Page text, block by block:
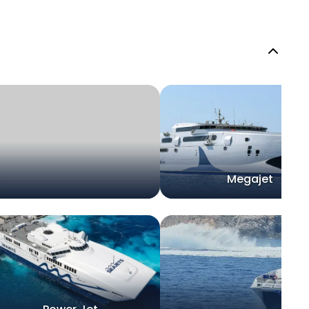
Megajet